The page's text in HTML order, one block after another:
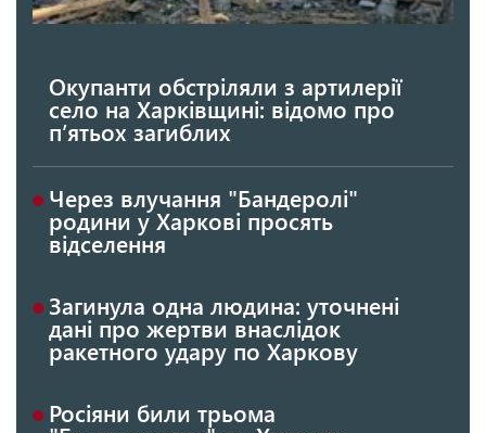
Окупанти обстріляли з артилерії
село на Харківщині: відомо про
п’ятьох загиблих
Через влучання "Бандеролі"
родини у Харкові просять
відселення
Загинула одна людина: уточнені
дані про жертви внаслідок
ракетного удару по Харкову
Росіяни били трьома